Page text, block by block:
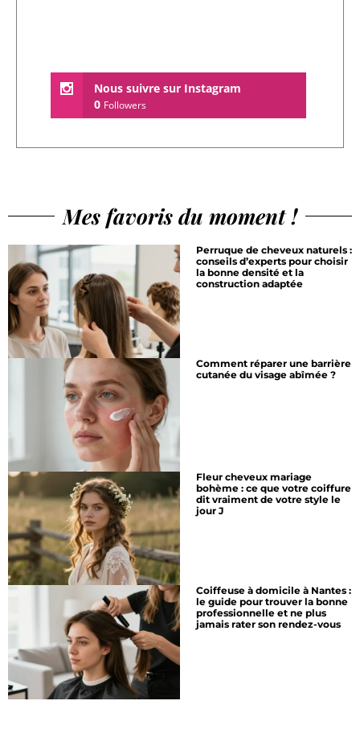
Nous suivre sur Instagram
0 Followers
Mes favoris du moment !
Perruque de cheveux naturels :
conseils d’experts pour choisir
la bonne densité et la
construction adaptée
Comment réparer une barrière
cutanée du visage abîmée ?
Fleur cheveux mariage
bohème : ce que votre coiffure
dit vraiment de votre style le
jour J
Coiffeuse à domicile à Nantes :
le guide pour trouver la bonne
professionnelle et ne plus
jamais rater son rendez-vous